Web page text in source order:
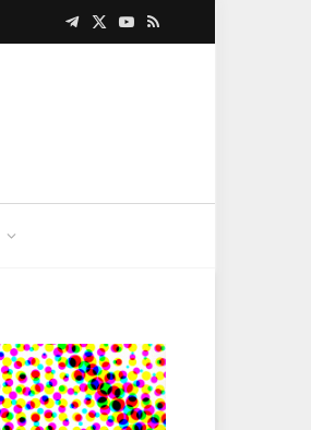
Telegram
X
YouTube
RSS